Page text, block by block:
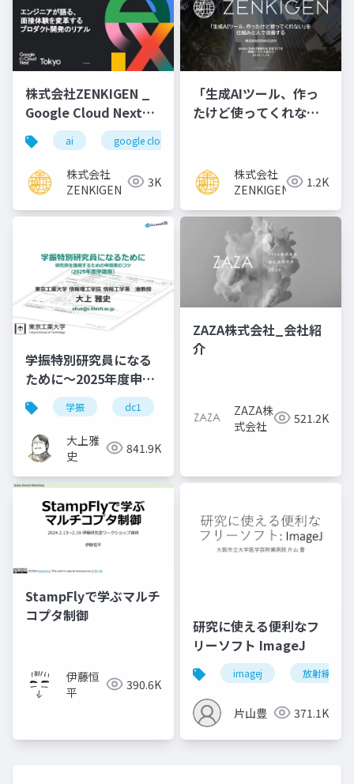
株式会社ZENKIGEN _
Google Cloud Next
Tokyo 25 「生成 AI ×
1400 万データ エンジニ
アが語る、 面接体験を
変革する プロダクト開
発のリアル」
ai google cloud next tokyo
株式会社
ZENKIGEN
3K
「生成AIツール、作っ
たけど使ってくれな
推進担当 本音でLT会
株式会社
ZENKIGEN
1.2K
学振特別研究員になる
ために～2025年度申請
版
学振 dc1 jsps
大上雅
史
841.9K
ZAZA株式会社_会社紹
介
ZAZA株
式会社
521.2K
StampFlyで学ぶマルチ
コプタ制御
伊藤恒
平
390.6K
研究に使える便利なフ
リーソフト ImageJ
imagej 放射線技師
片山豊 371.1K